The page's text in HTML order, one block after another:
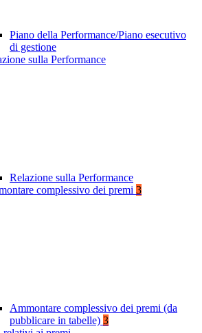
Piano della Performance/Piano esecutivo
di gestione
sulla Performance
Relazione sulla Performance
complessivo dei premi 3
Ammontare complessivo dei premi (da
pubblicare in tabelle) 3